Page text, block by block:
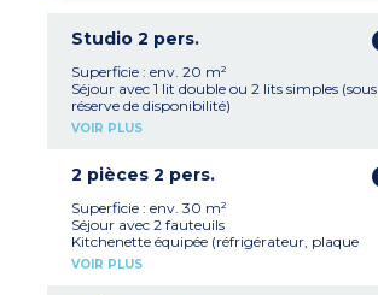
Studio 2 pers.
Superficie : env. 20 m²
Séjour avec 1 lit double ou 2 lits simples (sous
réserve de disponibilité)
Kitchenette équipée (réfrigérateur, plaque
VOIR PLUS
2 pièces 2 pers.
Superficie : env. 30 m²
Séjour avec 2 fauteuils
Kitchenette équipée (réfrigérateur, plaque
vitrocéramique, micro-ondes, lave-vaisselle)
VOIR PLUS